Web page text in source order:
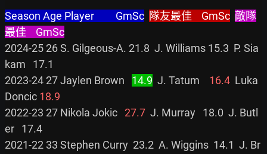
Season Age Player         GmSc 隊友最佳    GmSc 敵隊
最佳    GmSc
2024-25 26 S. Gilgeous-A. 21.8  J. Williams 15.3  P. Sia
kam   17.1
2023-24 27 Jaylen Brown 14.9
  J. Tatum
16.4
  Luka
Doncic 18.9
2022-23 27 Nikola Jokic 27.7
  J. Murray   18.0  J. Butl
er   17.4
2021-22 33 Stephen Curry  23.2  A. Wiggins  14.1  J. Br